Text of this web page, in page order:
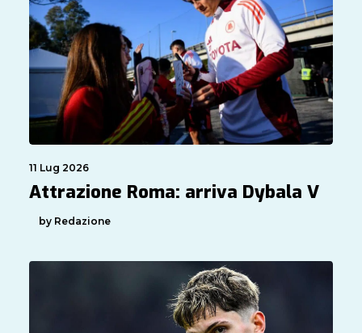
11 Lug 2026
Attrazione Roma: arriva Dybala V
by Redazione